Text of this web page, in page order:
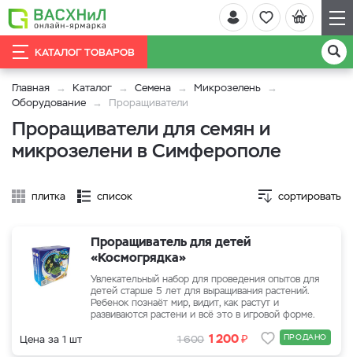
КАТАЛОГ ТОВАРОВ
Главная Каталог Семена
Микрозелень
Оборудование
Проращиватели
Проращиватели для семян и
микрозелени в Симферополе
плитка список сортировать
Проращиватель для детей
«Космогрядка»
Увлекательный набор для проведения опытов для
детей старше 5 лет для выращивания растений.
Ребенок познаёт мир, видит, как растут и
развиваются растени и всё это в игровой форме.
Цена за 1 шт 1 600 1 200₽ ПРОДАНО